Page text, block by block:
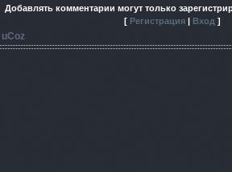
Добавлять комментарии могут только
[ Регистрация Вход ]
uCoz